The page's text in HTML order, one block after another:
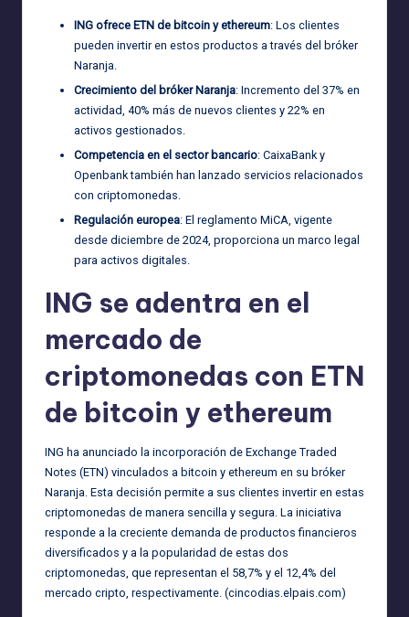
ING ofrece ETN de bitcoin y ethereum: Los clientes
pueden invertir en estos productos a través del bróker
Naranja.
Crecimiento del bróker Naranja: Incremento del 37% en
actividad, 40% más de nuevos clientes y 22% en
activos gestionados.
Competencia en el sector bancario: CaixaBank y
Openbank también han lanzado servicios relacionados
con criptomonedas.
Regulación europea: El reglamento MiCA, vigente
desde diciembre de 2024, proporciona un marco legal
para activos digitales.
ING se adentra en el
mercado de
criptomonedas con ETN
de bitcoin y ethereum
ING ha anunciado la incorporación de Exchange Traded
Notes (ETN) vinculados a bitcoin y ethereum en su bróker
Naranja. Esta decisión permite a sus clientes invertir en estas
criptomonedas de manera sencilla y segura. La iniciativa
responde a la creciente demanda de productos financieros
diversificados y a la popularidad de estas dos
criptomonedas, que representan el 58,7% y el 12,4% del
mercado cripto, respectivamente. (cincodias.elpais.com)